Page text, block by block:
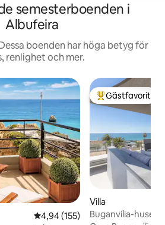
semesterboenden i
Albufeira
boenden har höga betyg för
renlighet och mer.
4,94 av 5 i genomsnittligt
4,94 (155)
Populär
Gästfavorit
Villa
Buganvília-huset